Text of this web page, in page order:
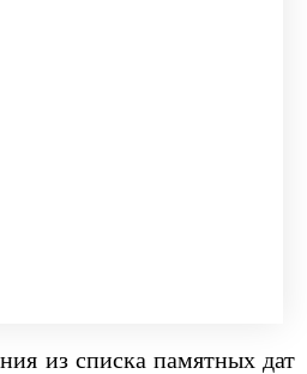
из списка памятных дат